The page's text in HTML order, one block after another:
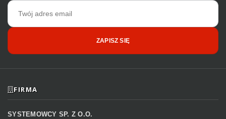
Adres
email
ZAPISZ SIĘ
FIRMA
SYSTEMOWCY SP. Z O.O.